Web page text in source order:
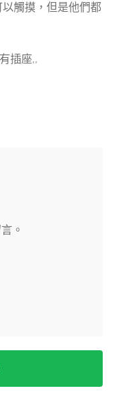
觸摸，但是他們都
插座,,
。